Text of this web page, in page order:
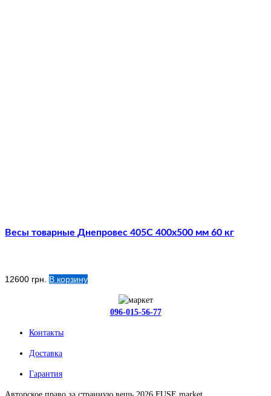
Весы товарные Днепровес 405С 400х500 мм 60 кг
12600 грн. В корзину
096-015-56-77
Контакты
Доставка
Гарантия